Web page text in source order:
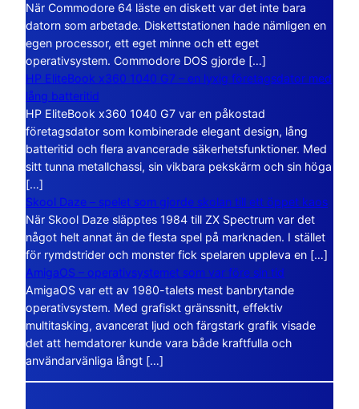
När Commodore 64 läste en diskett var det inte bara
datorn som arbetade. Diskettstationen hade nämligen en
egen processor, ett eget minne och ett eget
operativsystem. Commodore DOS gjorde […]
HP EliteBook x360 1040 G7 – en lyxig företagsdator med
lång batteritid
HP EliteBook x360 1040 G7 var en påkostad
företagsdator som kombinerade elegant design, lång
batteritid och flera avancerade säkerhetsfunktioner. Med
sitt tunna metallchassi, sin vikbara pekskärm och sin höga
[…]
Skool Daze – spelet som gjorde skolan till ett öppet kaos
När Skool Daze släpptes 1984 till ZX Spectrum var det
något helt annat än de flesta spel på marknaden. I stället
för rymdstrider och monster fick spelaren uppleva en […]
AmigaOS – operativsystemet som var före sin tid
AmigaOS var ett av 1980-talets mest banbrytande
operativsystem. Med grafiskt gränssnitt, effektiv
multitasking, avancerat ljud och färgstark grafik visade
det att hemdatorer kunde vara både kraftfulla och
användarvänliga långt […]